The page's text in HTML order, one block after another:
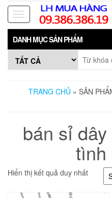
Skip
the
content
Toggle
navigation
DANH MỤC SẢN PHẨM
TRANG CHỦ » SẢN
bán sỉ
tình
Hiển thị kết quả duy nhất